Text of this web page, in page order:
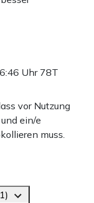
Uhr 78T
vor Nutzung
ein/e
muss.